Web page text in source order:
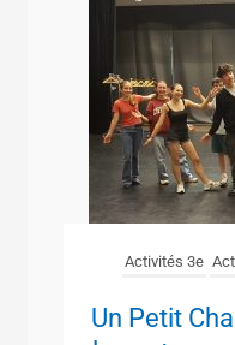
Activités 3e
Un Petit